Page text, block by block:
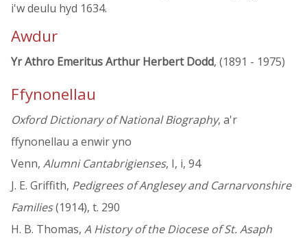
i'w deulu hyd 1634.
Awdur
Yr Athro Emeritus Arthur Herbert Dodd, (1891 - 1975)
Ffynonellau
Oxford Dictionary of National Biography, a'r
ffynonellau a enwir yno
Venn, Alumni Cantabrigienses, I, i, 94
J. E. Griffith, Pedigrees of Anglesey and Carnarvonshire
Families(1914), t. 290
H. B. Thomas, A History of the Diocese of St. Asaph